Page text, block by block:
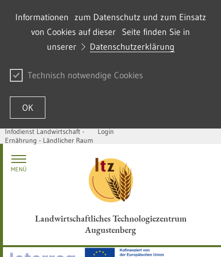
Informationen zum Datenschutz und zum Einsatz
von Cookies auf dieser Seite finden Sie in
unserer
Datenschutzerklärung
Technisch notwendige Cookies
OK
Zum Inhalt springen
Infodienst Landwirtschaft -
Ernährung - Ländlicher Raum
Login
Landwirtschaftliches Technologiezentrum
Augustenberg
MENÜ